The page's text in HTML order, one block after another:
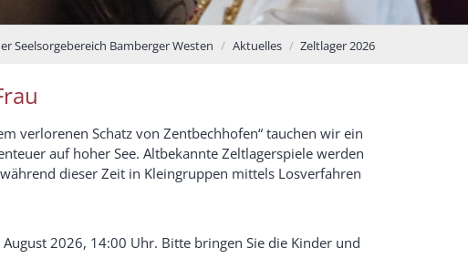
Seelsorgebereich Bamberger Westen Aktuelles Zeltlager 2026
verlorenen Schatz von Zentbechhofen“ tauchen wir ein
auf hoher See. Altbekannte Zeltlagerspiele werden
dieser Zeit in Kleingruppen mittels Losverfahren
2026, 14:00 Uhr. Bitte bringen Sie die Kinder und